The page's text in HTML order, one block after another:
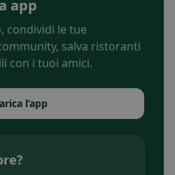
app
condividi le tue
salva ristoranti
con i tuoi amici.
l’app